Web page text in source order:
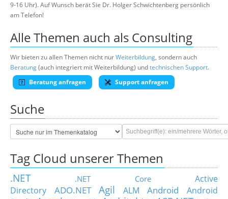
9-16 Uhr). Auf Wunsch berät Sie Dr. Holger Schwichtenberg persönlich
am Telefon!
Alle Themen auch als Consulting
Wir bieten zu allen Themen nicht nurWeiterbildung, sondern auch
Beratung(auch integriert mit Weiterbildung) undtechnischen Support.
Beratung anfragen
Support anfragen
Suche
Tag Cloud unserer Themen
.NET .NET Core
Active
Directory
ADO.NET Agil ALM Android
Android